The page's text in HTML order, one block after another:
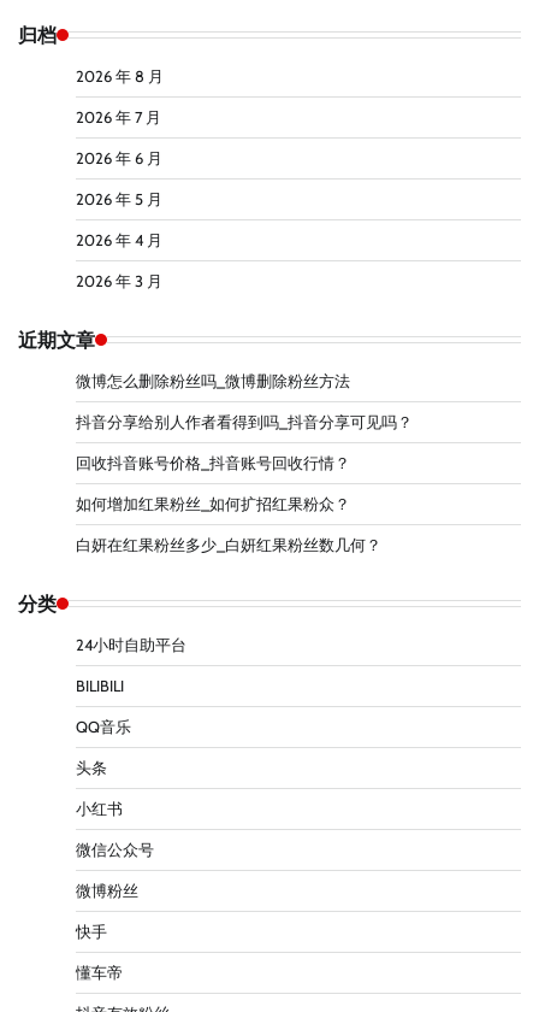
归档
2026 年 8 月
2026 年 7 月
2026 年 6 月
2026 年 5 月
2026 年 4 月
2026 年 3 月
近期文章
微博怎么删除粉丝吗_微博删除粉丝方法
抖音分享给别人作者看得到吗_抖音分享可见吗？
回收抖音账号价格_抖音账号回收行情？
如何增加红果粉丝_如何扩招红果粉众？
白妍在红果粉丝多少_白妍红果粉丝数几何？
分类
24小时自助平台
BILIBILI
QQ音乐
头条
小红书
微信公众号
微博粉丝
快手
懂车帝